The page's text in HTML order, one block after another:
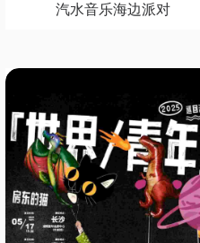
汽水音乐海边派对